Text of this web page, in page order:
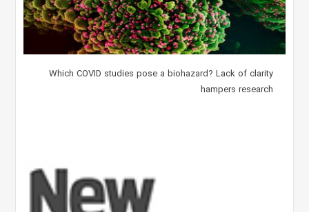
Which COVID studies pose a biohazard? Lack of clarity
hampers research